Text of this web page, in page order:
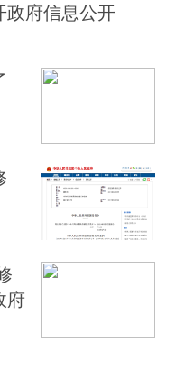
政府信息公开
府